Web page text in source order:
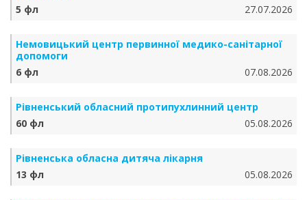
5 фл
27.07.2026
Немовицький центр первинної медико-санітарної
допомоги
6 фл
07.08.2026
Рівненський обласний протипухлинний центр
60 фл
05.08.2026
Рівненська обласна дитяча лікарня
13 фл
05.08.2026